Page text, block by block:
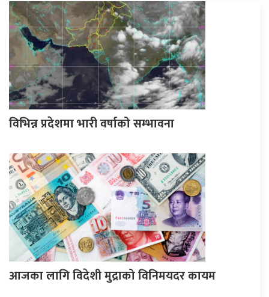
विभिन्न प्रदेशमा भारी वर्षाको सम्भावना
आजका लागि विदेशी मुद्राको विनिमयदर कायम